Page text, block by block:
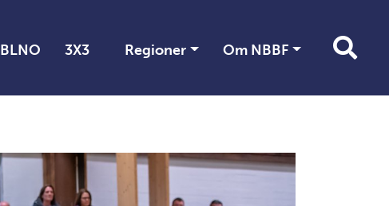
BLNO 3X3 Regioner Om NBBF